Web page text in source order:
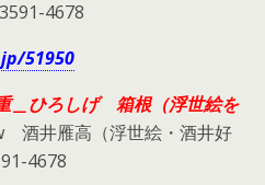
4678
51950
＿ひろしげ 箱根（浮世絵を
酒井雁高（浮世絵・酒井好
4678